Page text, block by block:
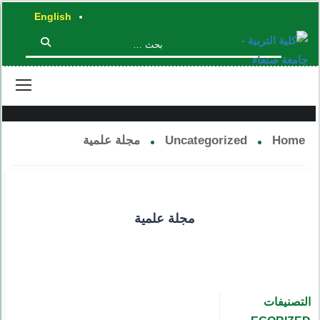
English
UNCATEGORIZED
Home
Uncategorized مجلة علمية
مجلة علمية
التصنيفات